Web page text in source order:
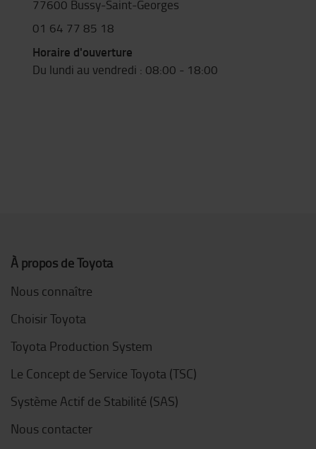
77600 Bussy-Saint-Georges
01 64 77 85 18
Horaire d'ouverture
Du lundi au vendredi : 08:00 - 18:00
À propos de Toyota
Nous connaître
Choisir Toyota
Toyota Production System
Le Concept de Service Toyota (TSC)
Système Actif de Stabilité (SAS)
Nous contacter